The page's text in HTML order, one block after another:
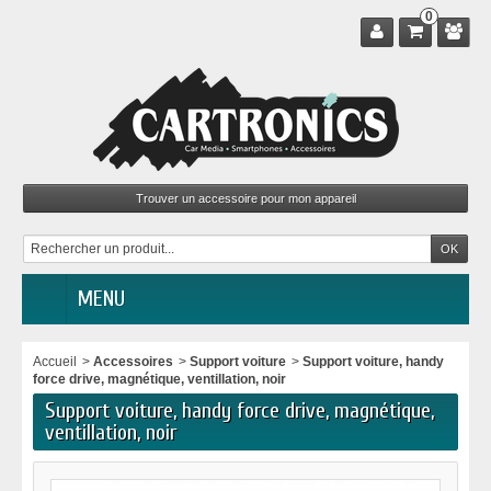
0
MENU
Accueil > Accessoires > Support voiture > Support voiture, handy
force drive, magnétique, ventillation, noir
Support voiture, handy force drive, magnétique,
ventillation, noir